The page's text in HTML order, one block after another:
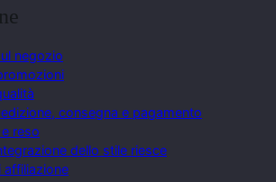
negozio
consegna e pagamento
reso
dello stile riesce
affiliazione